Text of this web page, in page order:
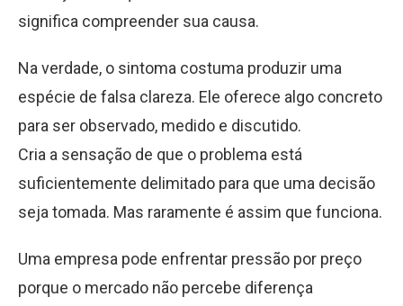
significa compreender sua causa.
Na verdade, o sintoma costuma produzir uma
espécie de falsa clareza. Ele oferece algo concreto
para ser observado, medido e discutido.
Cria a sensação de que o problema está
suficientemente delimitado para que uma decisão
seja tomada. Mas raramente é assim que funciona.
Uma empresa pode enfrentar pressão por preço
porque o mercado não percebe diferença